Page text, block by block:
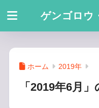
ゲンゴロウ
ホーム 2019年
「2019年6月